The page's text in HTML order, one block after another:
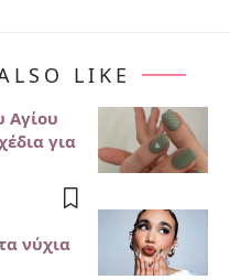
LIKE
Αγίου
για
νύχια